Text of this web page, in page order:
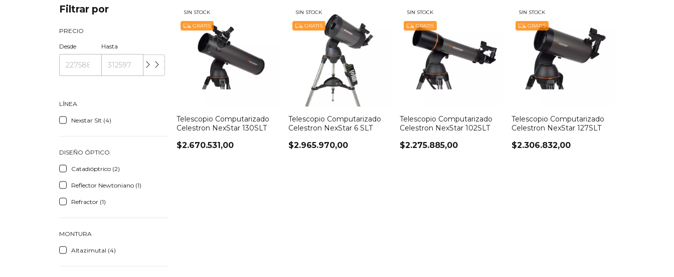
Filtrar por
PRECIO
Desde Hasta
LÍNEA
Nexstar Slt (4)
DISEÑO ÓPTICO
Catadióptrico (2)
Reflector Newtoniano (1)
Refractor (1)
MONTURA
Altazimutal (4)
SIN STOCK
GRATIS
Telescopio Computarizado
Celestron NexStar 130SLT
$2.670.531,00
SIN STOCK
GRATIS
Telescopio Computarizado
Celestron NexStar 6 SLT
$2.965.970,00
SIN STOCK
GRATIS
Telescopio Computarizado
Celestron NexStar 102SLT
$2.275.885,00
SIN STOCK
GRATIS
Telescopio Computarizado
Celestron NexStar 127SLT
$2.306.832,00